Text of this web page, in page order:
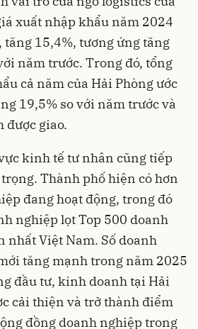
xuất nhập khẩu năm 2024
tăng 15,4%, tương ứng tăng
năm trước. Trong đó, tổng
cả năm của Hải Phòng ước
19,5% so với năm trước và
được giao.
kinh tế tư nhân cũng tiếp
Thành phố hiện có hơn
đang hoạt động, trong đó
nghiệp lọt Top 500 doanh
nhất Việt Nam. Số doanh
tăng mạnh trong năm 2025
đầu tư, kinh doanh tại Hải
cải thiện và trở thành điểm
đồng doanh nghiệp trong